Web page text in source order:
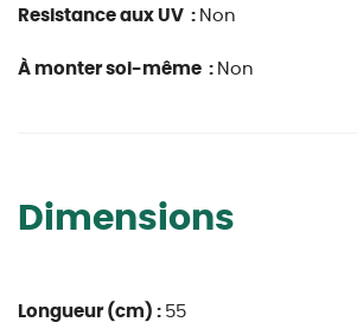
Resistance aux UV : Non
À monter soi-même : Non
Dimensions
Longueur (cm) : 55